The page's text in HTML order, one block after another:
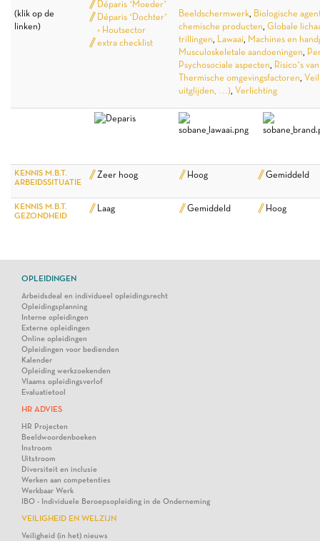
(klik op de
linken)
Déparis ‘Moeder’
Déparis ‘Dochter’
> Houtsector
extra checklist
Beeldschermwerk, Biologische
chemische producten, Globale
trillingen, Lawaai, Machines en
Musculoskeletale aandoeningen,
Psychosociale aspecten, Risico’s
Thermische omgevingsfactoren,
uitglijden, …), Verlichting
KENNIS M.B.T.
ARBEIDSSITUATIE
Zeer hoog Hoog Gemiddeld
KENNIS M.B.T.
GEZONDHEID
Laag Gemiddeld Hoog
OPLEIDINGEN
Arbeidsdeal en individueel opleidingsrecht
Opleidingsplanning
Interne opleidingen
Externe opleidingen
Online opleidingen
Opleidingen voor bedienden
Kalender
Opleiding werkzoekenden
Vlaams opleidingsverlof
Evaluatietool
HR ADVIES
HR Projecten
Beeldwoordenboeken
Instroom
Uitstroom
Diversiteit en inclusie
Werken aan competenties
Werkbaar Werk
IBO - Individuele Beroepsopleiding in de Onderneming
VEILIGHEID EN WELZIJN
Veiligheid (in het) nieuws